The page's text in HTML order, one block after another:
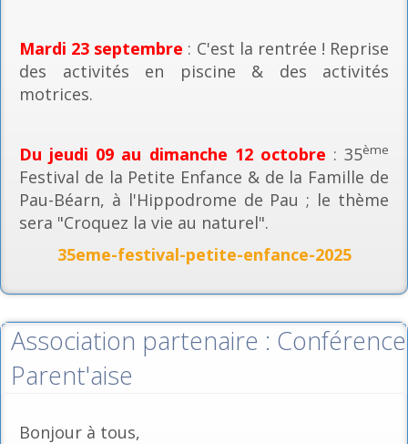
Mardi 23 septembre : C'est la rentrée ! Reprise
des activités en piscine & des activités
motrices.
Du jeudi 09 au dimanche 12 octobre : 35ème
Festival de la Petite Enfance & de la Famille de
Pau-Béarn, à l'Hippodrome de Pau ; le thème
sera "Croquez la vie au naturel".
35eme-festival-petite-enfance-2025
Association partenaire : Conférence
Parent'aise
Bonjour à tous,